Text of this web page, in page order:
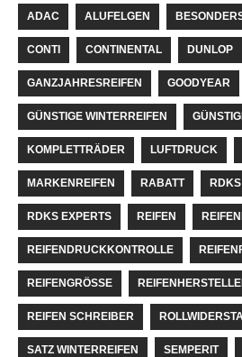
ADAC ALUFELGEN
CONTI CONTINENTAL DUNLOP
GANZJAHRESREIFEN GOODYEAR
GÜNSTIGE WINTERREIFEN
KOMPLETTRÄDER LUFTDRUCK
MARKENREIFEN RABATT RDKS
RDKS EXPERTS REIFEN
REIFENDRUCKKONTROLLE
REIFENGRÖSSE
REIFEN SCHREIBER
SATZ WINTERREIFEN SEMPERIT